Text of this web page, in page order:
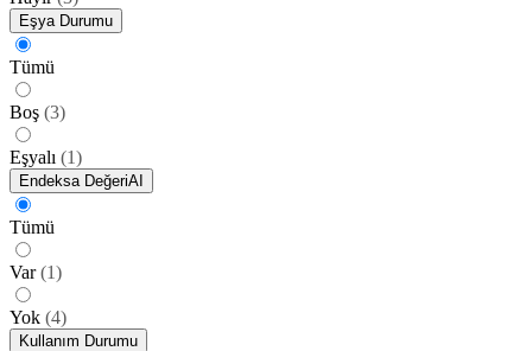
Eşya Durumu
Tümü
Boş (3)
Eşyalı (1)
Endeksa DeğeriAI
Tümü
Var (1)
Yok (4)
Kullanım Durumu